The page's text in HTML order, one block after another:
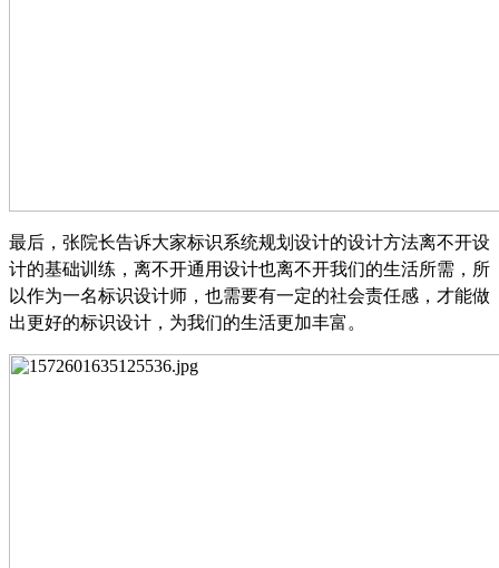
最后，张院长告诉大家标识系统规划设计的设计方法离不开设
计的基础训练，离不开通用设计也离不开我们的生活所需，所
以作为一名标识设计师，也需要有一定的社会责任感，才能做
出更好的标识设计，为我们的生活更加丰富。